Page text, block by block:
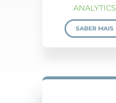
ANALYTICS
SABER MAIS